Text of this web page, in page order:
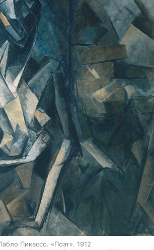
Пикассо. «Поэт». 1912